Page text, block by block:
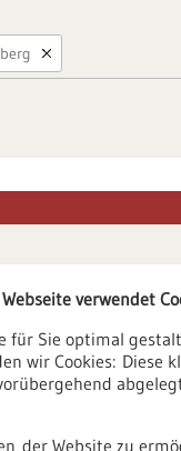
verwendet
für Sie optimal
wir Cookies: Diese
der Website zu